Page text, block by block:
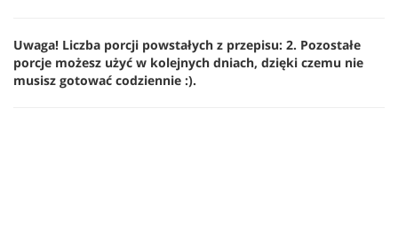
Uwaga! Liczba porcji powstałych z przepisu: 2. Pozostałe
porcje możesz użyć w kolejnych dniach, dzięki czemu nie
musisz gotować codziennie :).